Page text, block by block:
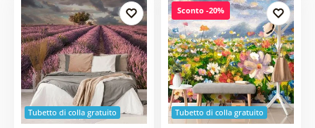
Tubetto di colla gratuito Tubetto di colla gratuito
Sconto -20%